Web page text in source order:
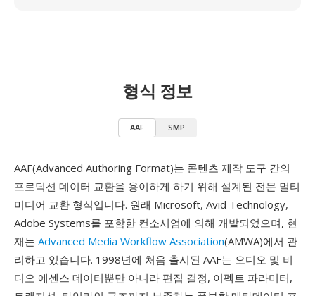
형식 정보
AAF SMP
AAF(Advanced Authoring Format)는 콘텐츠 제작 도구 간의
프로덕션 데이터 교환을 용이하게 하기 위해 설계된 전문 멀티
미디어 교환 형식입니다. 원래 Microsoft, Avid Technology,
Adobe Systems를 포함한 컨소시엄에 의해 개발되었으며, 현
재는 Advanced Media Workflow Association(AMWA)에서 관
리하고 있습니다. 1998년에 처음 출시된 AAF는 오디오 및 비
디오 에센스 데이터뿐만 아니라 편집 결정, 이펙트 파라미터,